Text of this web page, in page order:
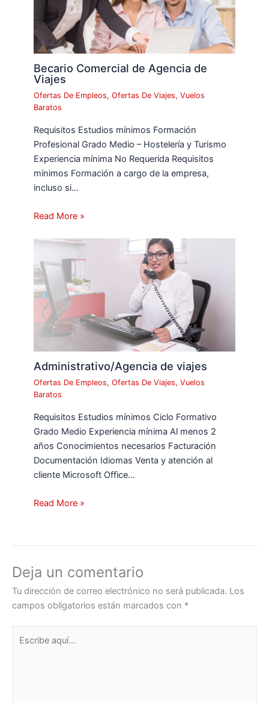
Becario Comercial de Agencia de
Viajes
Ofertas De Empleos,Ofertas De Viajes,Vuelos
Baratos
Requisitos Estudios mínimos Formación
Profesional Grado Medio – Hostelería y Turismo
Experiencia mínima No Requerida Requisitos
mínimos Formación a cargo de la empresa,
incluso si…
Read More »
Administrativo/Agencia de viajes
Ofertas De Empleos,Ofertas De Viajes,Vuelos
Baratos
Requisitos Estudios mínimos Ciclo Formativo
Grado Medio Experiencia mínima Al menos 2
años Conocimientos necesarios Facturación
Documentación Idiomas Venta y atención al
cliente Microsoft Office…
Read More »
Deja un comentario
Tu dirección de correo electrónico no será publicada. Los
campos obligatorios están marcados con *
aquí...